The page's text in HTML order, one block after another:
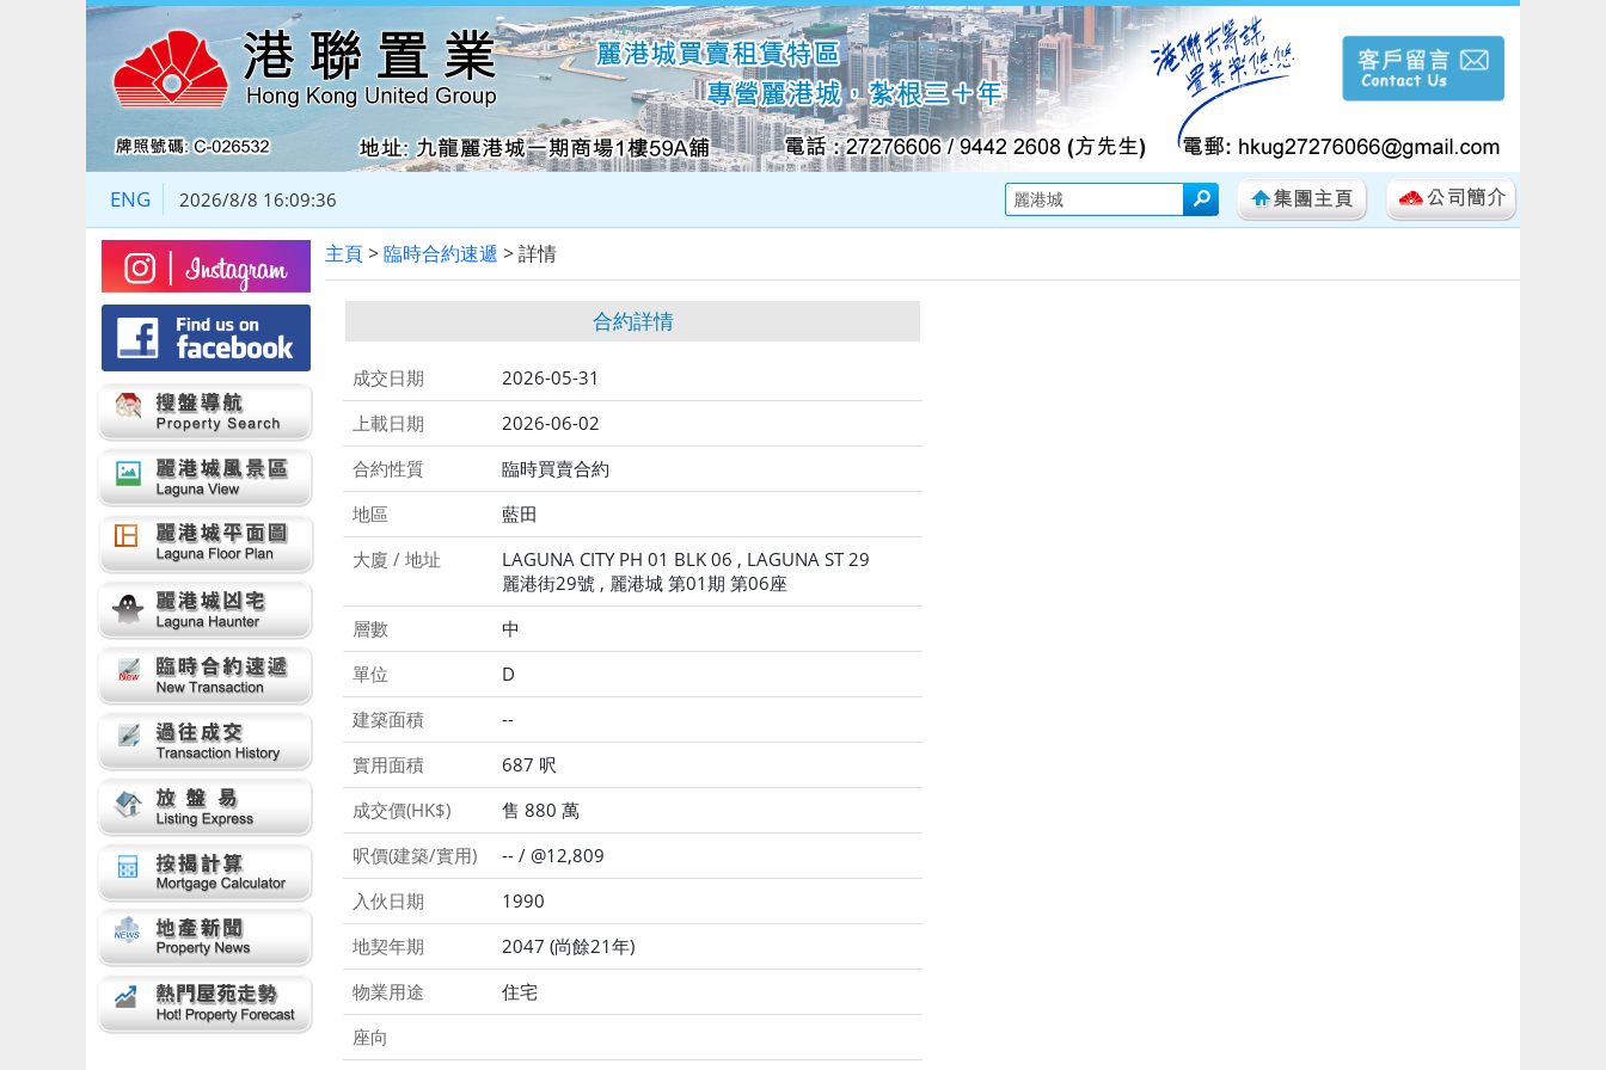
ENG 2026/8/8 16:09:36
主頁>臨時合約速遞 > 詳情
合約詳情
成交日期
2026-05-31
上載日期
2026-06-02
合約性質
臨時買賣合約
地區
藍田
大廈 / 地址
LAGUNA CITY PH 01 BLK 06 , LAGUNA ST 29
麗港街29號 , 麗港城 第01期 第06座
層數
中
單位
D
建築面積
--
實用面積
687 呎
成交價(HK$)
售 880 萬
呎價(建築/實用)
-- / @12,809
入伙日期
1990
地契年期
2047 (尚餘21年)
物業用途
住宅
座向